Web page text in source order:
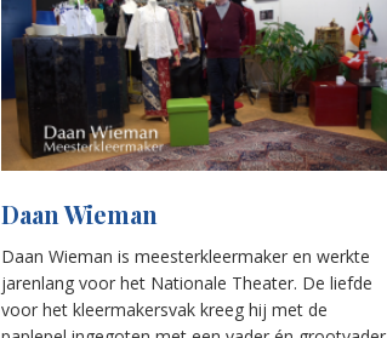
Daan Wieman
Daan Wieman is meesterkleermaker en werkte
jarenlang voor het Nationale Theater. De liefde
voor het kleermakersvak kreeg hij met de